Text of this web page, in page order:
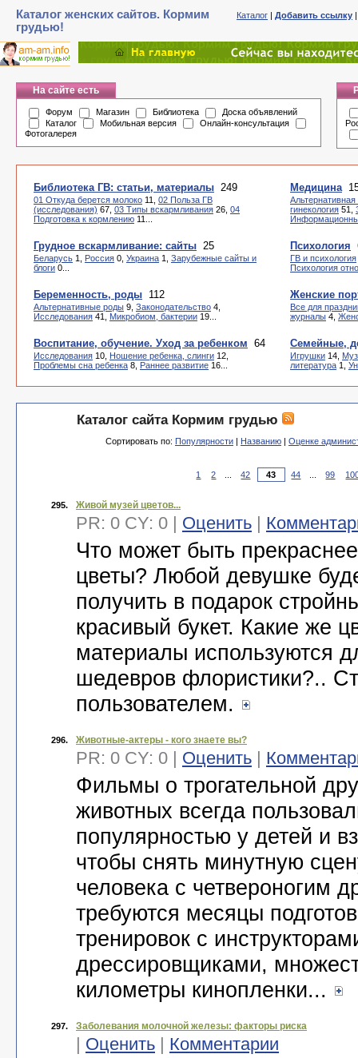
Каталог женских сайтов. Кормим
грудью!
Каталог | Добавить ссылку
На сайте есть
Форум Магазин Библиотека
Доска объявлений
Каталог
Мобильная версия
Онлайн-консультация
Фотогалерея
Библиотека ГВ: статьи, материалы 249
01 Откуда берется молоко 11, 02 Польза ГВ
(исследования) 67, 03 Типы вскармливания 26, 04
Подготовка к кормлению 11...
Грудное вскармливание: сайты 25
Беларусь 1, Россия 0, Украина 1, Зарубежные сайты и
блоги 0...
Беременность, роды 112
Альтернативные роды 9, Законодательство 4,
Исследования 41, Микробиом, бактерии 19...
Воспитание, обучение. Уход за ребенком 64
Исследования 10, Ношение ребенка, слинги 12,
Проблемы сна ребенка 8, Раннее развитие 16...
Медицина
гинекология 51,
Психология
ГВ и психология
Психология
Женские
Все для
журналы 4,
Семейные,
Игрушки 14,
литература 1,
Каталог сайта Кормим грудью
Сортировать по: Популярности | Названию | Оценке
1 2 42 44 99
295. Живой музей цветов...
PR: 0 CY: 0 | Оценить |
Что может быть
цветы? Любой девушке
получить в подарок
красивый букет. Какие же
материалы используются
шедевров флористики?..
пользователем.
296. Животные-актеры - кого знаете вы?
PR: 0 CY: 0 | Оценить |
Фильмы о трогательной
животных всегда
популярностью у детей и
чтобы снять минутную
человека с четвероногим
требуются месяцы
тренировок с
дрессировщиками,
километры кинопленки...
297. Заболевания молочной железы: факторы риска
| Оценить | Комментарии